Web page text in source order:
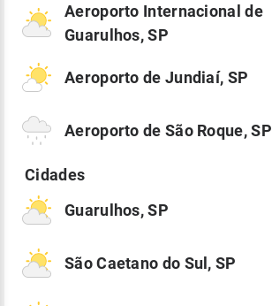
Aeroporto Internacional de
Guarulhos, SP
Aeroporto de Jundiaí, SP
Aeroporto de São Roque, SP
Guarulhos, SP
São Caetano do Sul, SP